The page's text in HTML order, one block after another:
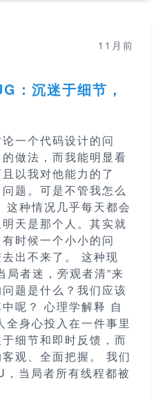
11月前
：沉迷于细节，
一个代码设计的问
做法，而我能明显看
以我对他能力的了
题。可是不管我怎么
这种情况几乎每天都会
天是那个人。其实就
时候一个小小的问
出不来了。 这种现
局者迷，旁观者清”来
题是什么？我们应该
呢？ 心理学解释 自
身心投入在一件事里
细节和即时反馈，而
观、全面把握。 我们
当局者所有线程都被